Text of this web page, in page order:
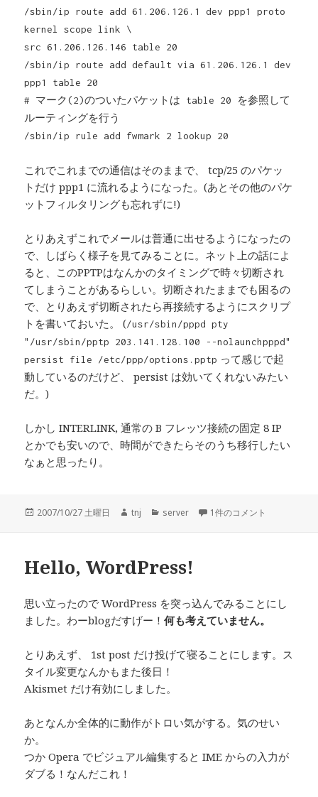
/sbin/ip route add 61.206.126.1 dev ppp1 proto
kernel scope link \
src 61.206.126.146 table 20
/sbin/ip route add default via 61.206.126.1 dev
ppp1 table 20
# マーク(2)のついたパケットは table 20 を参照して
ルーティングを行う
/sbin/ip rule add fwmark 2 lookup 20
これでこれまでの通信はそのままで、 tcp/25 のパケッ
トだけ ppp1 に流れるようになった。(あとその他のパケ
ットフィルタリングも忘れずに!)
とりあえずこれでメールは普通に出せるようになったの
で、しばらく様子を見てみることに。ネット上の話によ
ると、このPPTPはなんかのタイミングで時々切断され
てしまうことがあるらしい。切断されたままでも困るの
で、とりあえず切断されたら再接続するようにスクリプ
トを書いておいた。 (/usr/sbin/pppd pty
"/usr/sbin/pptp 203.141.128.100 --nolaunchpppd"
persist file /etc/ppp/options.pptp って感じで起
動しているのだけど、 persist は効いてくれないみたい
だ。)
しかし INTERLINK, 通常の B フレッツ接続の固定 8 IP
とかでも安いので、時間ができたらそのうち移行したい
なぁと思ったり。
投
2007/10/27 土曜日
作
tnj
カ
ー
server SMTP弱者からの脱却 への
1件のコメント
Hello, WordPress!
思い立ったので WordPress を突っ込んでみることにし
ました。わーblogだすげー！何も考えていません。
とりあえず、 1st post だけ投げて寝ることにします。ス
タイル変更なんかもまた後日！
Akismet だけ有効にしました。
あとなんか全体的に動作がトロい気がする。気のせい
か。
つか Opera でビジュアル編集すると IME からの入力が
ダブる！なんだこれ！